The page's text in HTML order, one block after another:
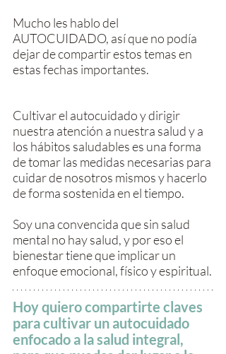
Mucho les hablo del
AUTOCUIDADO, así que no podía
dejar de compartir estos temas en
estas fechas importantes.
Cultivar el autocuidado y dirigir
nuestra atención a nuestra salud y a
los hábitos saludables es una forma
de tomar las medidas necesarias para
cuidar de nosotros mismos y hacerlo
de forma sostenida en el tiempo.
Soy una convencida que sin salud
mental no hay salud, y por eso el
bienestar tiene que implicar un
enfoque emocional, físico y espiritual.
Hoy quiero compartirte claves
para cultivar un autocuidado
enfocado a la salud integral,